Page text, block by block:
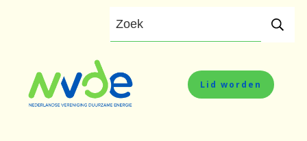
Lid worden